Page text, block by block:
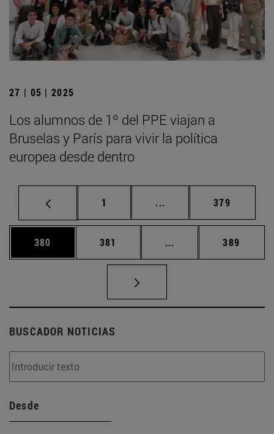
27 | 05 | 2025
Los alumnos de 1º del PPE viajan a
Bruselas y París para vivir la política
europea desde dentro
Página
1 ... Páginas intermedias
Página
379
Página
380 Página
381 ... Páginas intermedias
Página
389
BUSCADOR NOTICIAS
Desde